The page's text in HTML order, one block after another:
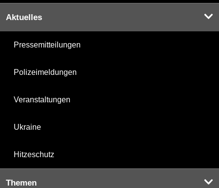
Aktuelles
Pressemitteilungen
Polizeimeldungen
Veranstaltungen
Ukraine
Hitzeschutz
Themen